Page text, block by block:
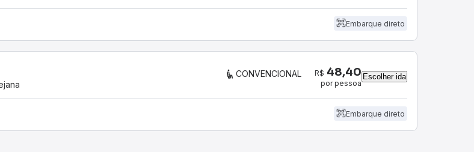
Embarque direto
CONVENCIONAL R$ 48,40
por pessoa
Escolher ida
Embarque direto